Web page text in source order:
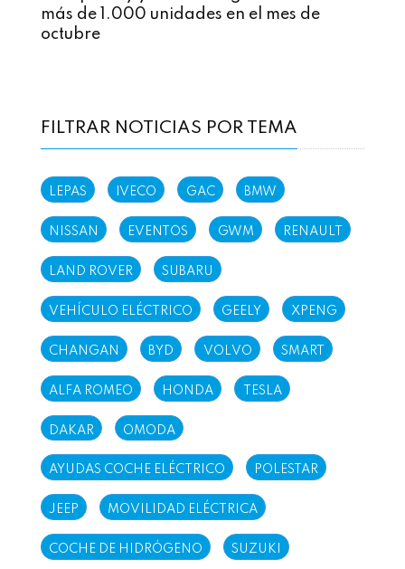
más de 1.000 unidades en el mes de
octubre
FILTRAR NOTICIAS POR TEMA
LEPAS IVECO GAC BMW
NISSAN EVENTOS GWM RENAULT
LAND ROVER SUBARU
VEHÍCULO ELÉCTRICO GEELY XPENG
CHANGAN BYD VOLVO SMART
ALFA ROMEO HONDA TESLA
DAKAR OMODA
AYUDAS COCHE ELÉCTRICO POLESTAR
JEEP MOVILIDAD ELÉCTRICA
COCHE DE HIDRÓGENO SUZUKI